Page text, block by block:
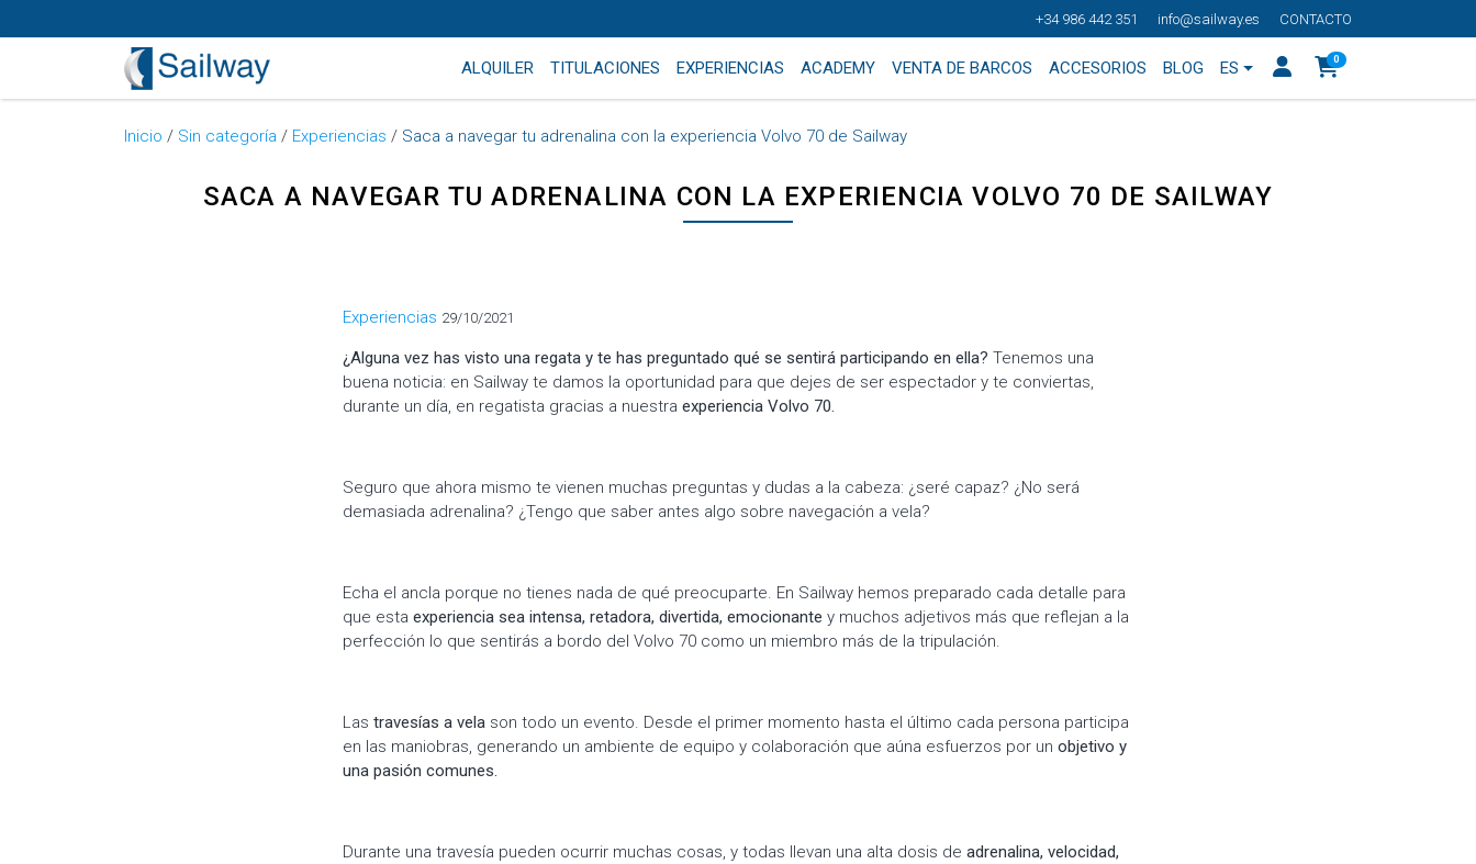
+34 986 442 351 info@sailway.es CONTACTO
ALQUILER TITULACIONES EXPERIENCIAS ACADEMY VENTA DE BARCOS ACCESORIOS BLOG ES 0
Inicio / Sin categoría / Experiencias / Saca a navegar tu adrenalina con la experiencia Volvo 70 de Sailway
SACA A NAVEGAR TU ADRENALINA CON LA EXPERIENCIA VOLVO 70 DE SAILWAY
Categorías
Experiencias 29/10/2021
¿Alguna vez has visto una regata y te has preguntado qué se sentirá participando en ella? Tenemos una
buena noticia: en Sailway te damos la oportunidad para que dejes de ser espectador y te conviertas,
durante un día, en regatista gracias a nuestra experiencia Volvo 70.
Seguro que ahora mismo te vienen muchas preguntas y dudas a la cabeza: ¿seré capaz? ¿No será
demasiada adrenalina? ¿Tengo que saber antes algo sobre navegación a vela?
Echa el ancla porque no tienes nada de qué preocuparte. En Sailway hemos preparado cada detalle para
que esta experiencia sea intensa, retadora, divertida, emocionante y muchos adjetivos más que reflejan a la
perfección lo que sentirás a bordo del Volvo 70 como un miembro más de la tripulación.
Las travesías a vela son todo un evento. Desde el primer momento hasta el último cada persona participa
en las maniobras, generando un ambiente de equipo y colaboración que aúna esfuerzos por un objetivo y
una pasión comunes.
Durante una travesía pueden ocurrir muchas cosas, y todas llevan una alta dosis de adrenalina, velocidad,